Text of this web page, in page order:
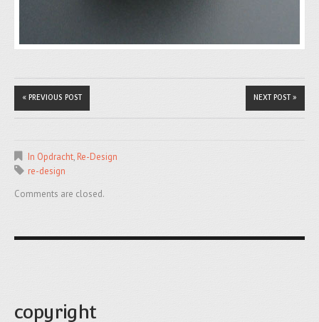
« PREVIOUS POST NEXT POST »
In Opdracht, Re-Design
re-design
Comments are closed.
copyright